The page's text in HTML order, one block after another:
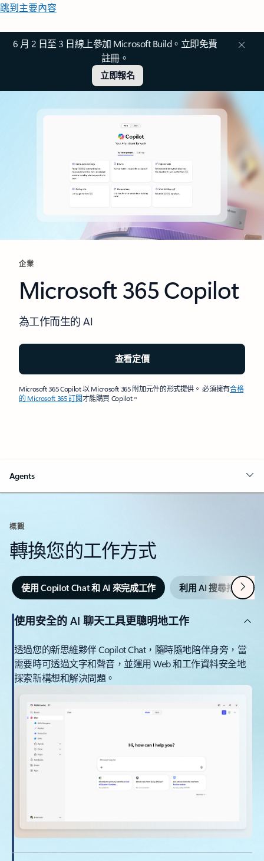
跳到主要內容
6 月 2 日至 3 日線上參加 Microsoft Build。立即免費
註冊。
立即報名
企業
Microsoft 365 Copilot
為工作而生的 AI
查看定價
Microsoft 365 Copilot 以 Microsoft 365 附加元件的形式提供。 必須擁有合格
的 Microsoft 365 訂閱才能購買 Copilot。
Agents
概觀
轉換您的工作方式
使用 Copilot Chat 和 AI 來完成工作 利用 AI 搜尋挖掘更多
下一
使用安全的 AI 聊天工具更聰明地工作
透過您的新思維夥伴 Copilot Chat，隨時隨地陪伴身旁，當
需要時可透過文字和聲音，並運用 Web 和工作資料安全地
探索新構想和解決問題。